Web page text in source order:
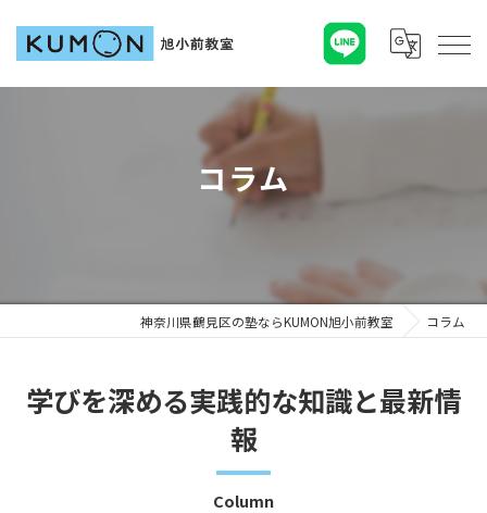
コラム
神奈川県鶴見区の塾ならKUMON旭小前教室 コラム
学びを深める実践的な知識と最新情
報
Column